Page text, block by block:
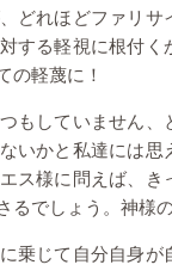
どれほどファリ
する軽視に根付
の軽蔑に！
もしていません
いかと私達には
ス様に問えば、
るでしょう。神様
乗じて自分自身